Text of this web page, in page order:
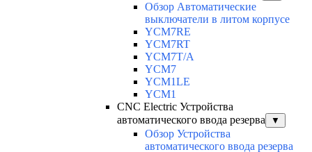
Обзор Автоматические
выключатели в литом корпусе
YCM7RE
YCM7RT
YCM7T/A
YCM7
YCM1LE
YCM1
CNC Electric Устройства
автоматического ввода резерва
▼
Обзор Устройства
автоматического ввода резерва